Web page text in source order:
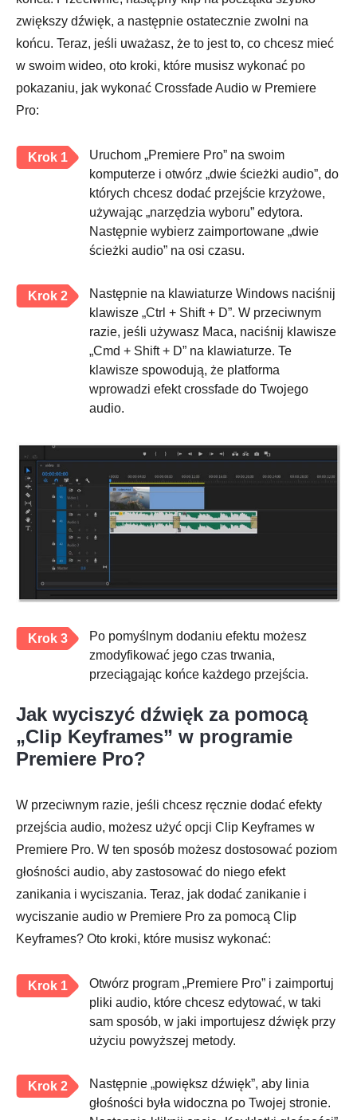
zwiększy dźwięk, a następnie ostatecznie zwolni na
końcu. Teraz, jeśli uważasz, że to jest to, co chcesz mieć
w swoim wideo, oto kroki, które musisz wykonać po
pokazaniu, jak wykonać Crossfade Audio w Premiere
Pro:
Krok 1
Uruchom „Premiere Pro” na swoim
komputerze i otwórz „dwie ścieżki audio”, do
których chcesz dodać przejście krzyżowe,
używając „narzędzia wyboru” edytora.
Następnie wybierz zaimportowane „dwie
ścieżki audio” na osi czasu.
Krok 2
Następnie na klawiaturze Windows naciśnij
klawisze „Ctrl + Shift + D”. W przeciwnym
razie, jeśli używasz Maca, naciśnij klawisze
„Cmd + Shift + D” na klawiaturze. Te
klawisze spowodują, że platforma
wprowadzi efekt crossfade do Twojego
audio.
Krok 3
Po pomyślnym dodaniu efektu możesz
zmodyfikować jego czas trwania,
przeciągając końce każdego przejścia.
Jak wyciszyć dźwięk za pomocą
„Clip Keyframes” w programie
Premiere Pro?
W przeciwnym razie, jeśli chcesz ręcznie dodać efekty
przejścia audio, możesz użyć opcji Clip Keyframes w
Premiere Pro. W ten sposób możesz dostosować poziom
głośności audio, aby zastosować do niego efekt
zanikania i wyciszania. Teraz, jak dodać zanikanie i
wyciszanie audio w Premiere Pro za pomocą Clip
Keyframes? Oto kroki, które musisz wykonać:
Krok 1
Otwórz program „Premiere Pro” i zaimportuj
pliki audio, które chcesz edytować, w taki
sam sposób, w jaki importujesz dźwięk przy
użyciu powyższej metody.
Krok 2
Następnie „powiększ dźwięk”, aby linia
głośności była widoczna po Twojej stronie.